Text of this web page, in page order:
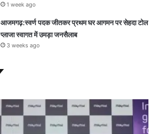
1 week ago
आजमगढ़:स्वर्ण पदक जीतकर प्रथम घर आगमन पर सेहदा टोल
प्लाजा स्वागत में उमड़ा जनसैलाब
3 weeks ago